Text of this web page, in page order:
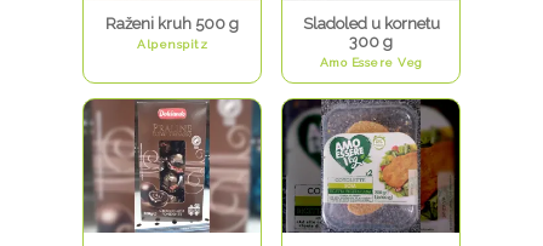
Raženi kruh 500 g
Alpenspitz
Sladoled u kornetu
300 g
Amo Essere Veg